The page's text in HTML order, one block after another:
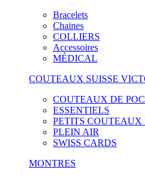
Bracelets
Chaines
COLLIERS
Accessoires
MÉDICAL
COUTEAUX SUISSE
COUTEAUX DE
ESSENTIELS
PETITS COUTEAUX
PLEIN AIR
SWISS CARDS
MONTRES